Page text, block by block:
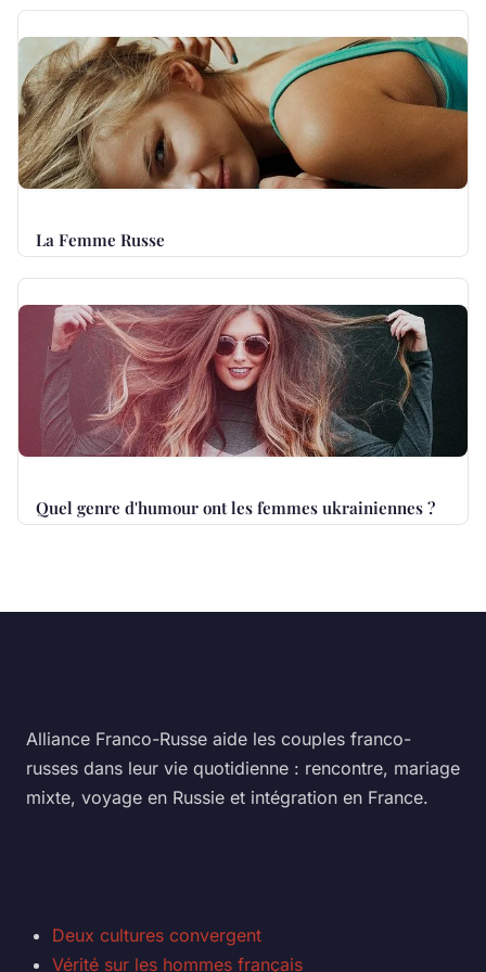
La Femme Russe
Quel genre d'humour ont les femmes ukrainiennes ?
Alliance Franco-Russe aide les couples franco-
russes dans leur vie quotidienne : rencontre, mariage
mixte, voyage en Russie et intégration en France.
Deux cultures convergent
Vérité sur les hommes français